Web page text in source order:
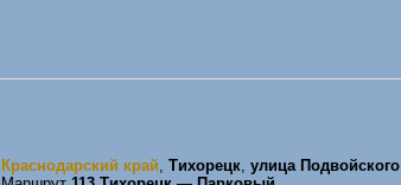
Краснодарский край, Тихорецк, улица Подвойского